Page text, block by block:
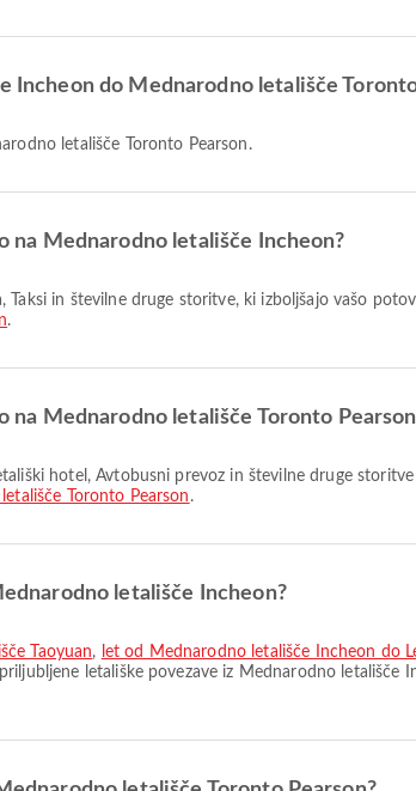
do Mednarodno letališče
letališče Toronto Pearson.
Mednarodno letališče Incheon?
.
Mednarodno letališče Toronto
Toronto Pearson .
letališče Incheon?
Taoyuan, let od Mednarodno letališče Incheon do
letališke povezave iz Mednarodno letališče